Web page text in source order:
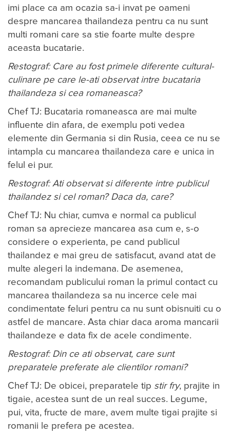
imi place ca am ocazia sa-i invat pe oameni
despre mancarea thailandeza pentru ca nu sunt
multi romani care sa stie foarte multe despre
aceasta bucatarie.
Restograf: Care au fost primele diferente cultural-
culinare pe care le-ati observat intre bucataria
thailandeza si cea romaneasca?
Chef TJ: Bucataria romaneasca are mai multe
influente din afara, de exemplu poti vedea
elemente din Germania si din Rusia, ceea ce nu se
intampla cu mancarea thailandeza care e unica in
felul ei pur.
Restograf: Ati observat si diferente intre publicul
thailandez si cel roman? Daca da, care?
Chef TJ: Nu chiar, cumva e normal ca publicul
roman sa aprecieze mancarea asa cum e, s-o
considere o experienta, pe cand publicul
thailandez e mai greu de satisfacut, avand atat de
multe alegeri la indemana. De asemenea,
recomandam publicului roman la primul contact cu
mancarea thailandeza sa nu incerce cele mai
condimentate feluri pentru ca nu sunt obisnuiti cu o
astfel de mancare. Asta chiar daca aroma mancarii
thailandeze e data fix de acele condimente.
Restograf: Din ce ati observat, care sunt
preparatele preferate ale clientilor romani?
Chef TJ: De obicei, preparatele tip stir fry, prajite in
tigaie, acestea sunt de un real succes. Legume,
pui, vita, fructe de mare, avem multe tigai prajite si
romanii le prefera pe acestea.